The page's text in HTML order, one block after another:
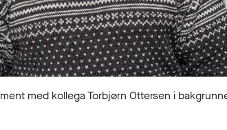
med kollega Torbjørn Ottersen i